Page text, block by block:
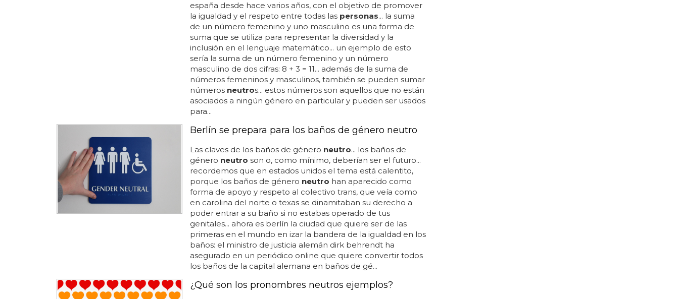
españa desde hace varios años, con el objetivo de promover
la igualdad y el respeto entre todas las personas... la suma
de un número femenino y uno masculino es una forma de
suma que se utiliza para representar la diversidad y la
inclusión en el lenguaje matemático... un ejemplo de esto
sería la suma de un número femenino y un número
masculino de dos cifras: 8 + 3 = 11... además de la suma de
números femeninos y masculinos, también se pueden sumar
números neutros... estos números son aquellos que no están
asociados a ningún género en particular y pueden ser usados
para...
Berlín se prepara para los baños de género neutro
Las claves de los baños de género neutro... los baños de
género neutro son o, como mínimo, deberían ser el futuro...
recordemos que en estados unidos el tema está calentito,
porque los baños de género neutro han aparecido como
forma de apoyo y respeto al colectivo trans, que veía como
en carolina del norte o texas se dinamitaban su derecho a
poder entrar a su baño si no estabas operado de tus
genitales... ahora es berlín la ciudad que quiere ser de las
primeras en el mundo en izar la bandera de la igualdad en los
baños: el ministro de justicia alemán dirk behrendt ha
asegurado en un periódico online que quiere convertir todos
los baños de la capital alemana en baños de gé...
¿Qué son los pronombres neutros ejemplos?